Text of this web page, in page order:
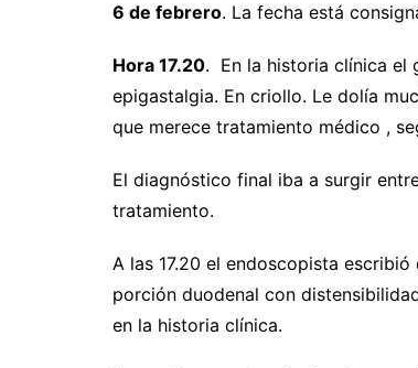
6 de febrero. La fecha está
Hora 17.20. En la historia clínica el
epigastalgia. En criollo. Le dolía
que merece tratamiento médico ,
El diagnóstico final iba a surgir
tratamiento.
A las 17.20 el endoscopista
porción duodenal con
en la historia clínica.